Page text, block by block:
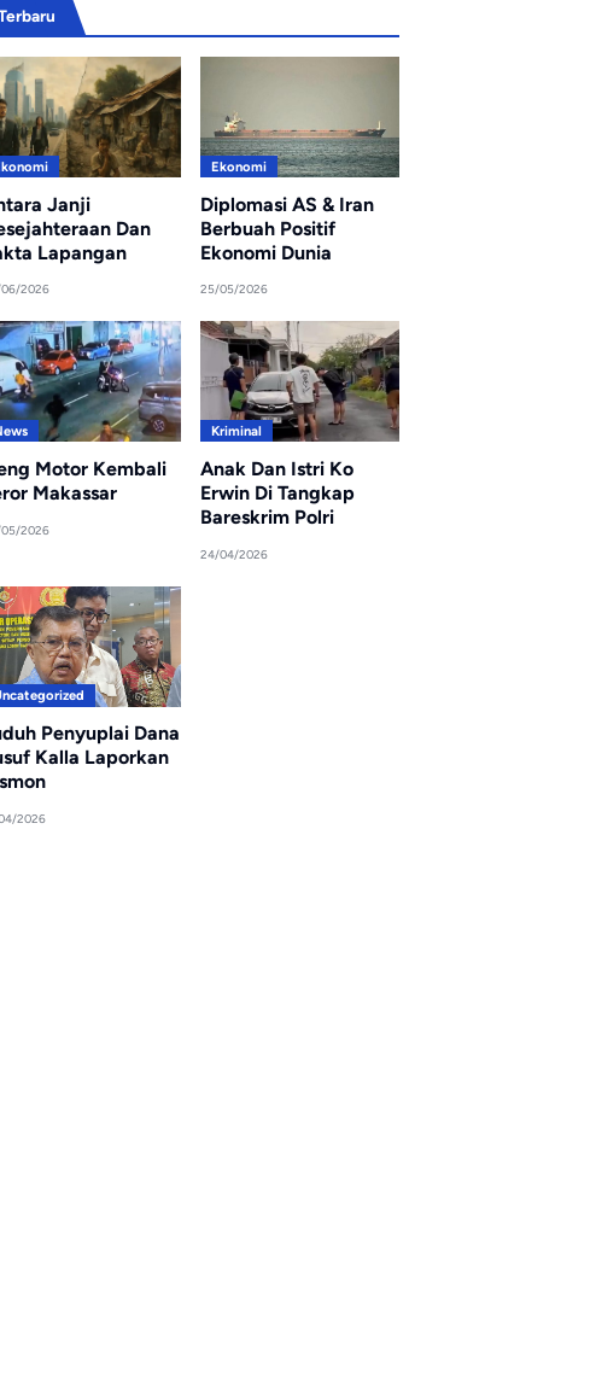
Janji
Dan
Lapangan
2026
Ekonomi
Diplomasi AS & Iran
Berbuah Positif
Ekonomi Dunia
25/05/2026
Motor Kembali
Makassar
2026
Kriminal
Anak Dan Istri Ko
Erwin Di Tangkap
Bareskrim Polri
24/04/2026
Penyuplai Dana
Kalla Laporkan
2026